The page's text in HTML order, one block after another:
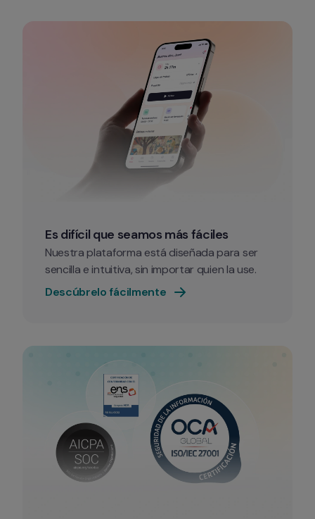
Es difícil que seamos más fáciles
Nuestra plataforma está diseñada para ser
sencilla e intuitiva, sin importar quien la use.
Descúbrelo fácilmente